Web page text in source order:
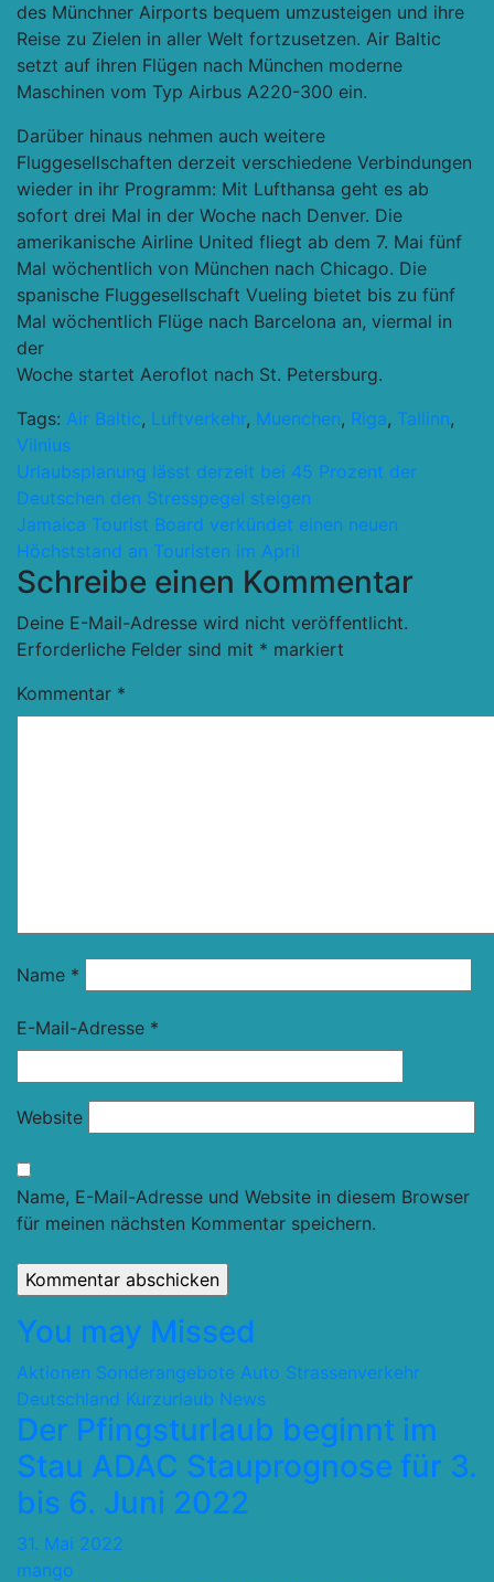
des Münchner Airports bequem umzusteigen und ihre
Reise zu Zielen in aller Welt fortzusetzen. Air Baltic
setzt auf ihren Flügen nach München moderne
Maschinen vom Typ Airbus A220-300 ein.
Darüber hinaus nehmen auch weitere
Fluggesellschaften derzeit verschiedene Verbindungen
wieder in ihr Programm: Mit Lufthansa geht es ab
sofort drei Mal in der Woche nach Denver. Die
amerikanische Airline United fliegt ab dem 7. Mai fünf
Mal wöchentlich von München nach Chicago. Die
spanische Fluggesellschaft Vueling bietet bis zu fünf
Mal wöchentlich Flüge nach Barcelona an, viermal in
der
Woche startet Aeroflot nach St. Petersburg.
Tags: Air Baltic, Luftverkehr, Muenchen, Riga, Tallinn,
Vilnius
Beitragsnavigation
Urlaubsplanung lässt derzeit bei 45 Prozent der
Deutschen den Stresspegel steigen
Jamaica Tourist Board verkündet einen neuen
Höchststand an Touristen im April
Schreibe einen Kommentar
Deine E-Mail-Adresse wird nicht veröffentlicht.
Erforderliche Felder sind mit * markiert
Kommentar *
Name *
E-Mail-Adresse *
Website
Name, E-Mail-Adresse und Website in diesem Browser
für meinen nächsten Kommentar speichern.
You may Missed
Aktionen Sonderangebote Auto Strassenverkehr
Deutschland Kurzurlaub News
Der Pfingsturlaub beginnt im
Stau ADAC Stauprognose für 3.
bis 6. Juni 2022
31. Mai 2022
mango